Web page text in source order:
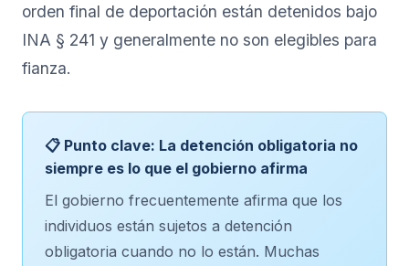
orden final de deportación están detenidos bajo
INA § 241 y generalmente no son elegibles para
fianza.
📋 Punto clave: La detención obligatoria no
siempre es lo que el gobierno afirma
El gobierno frecuentemente afirma que los
individuos están sujetos a detención
obligatoria cuando no lo están. Muchas